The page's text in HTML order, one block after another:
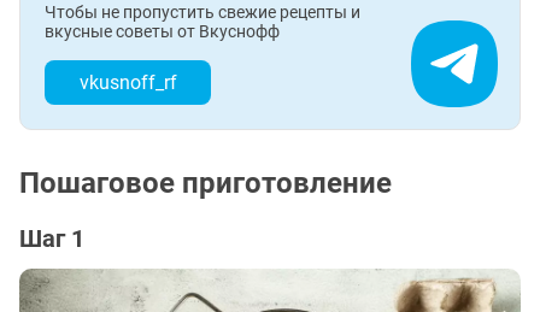
Чтобы не пропустить свежие рецепты и
вкусные советы от Вкуснофф
vkusnoff_rf
Пошаговое приготовление
Шаг 1